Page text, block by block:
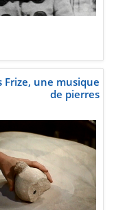
Frize, une musique
de pierres